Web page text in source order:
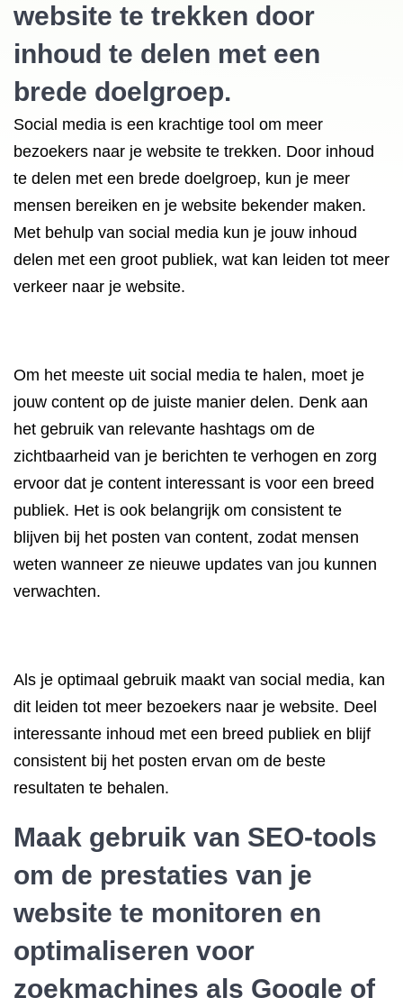
website te trekken door
inhoud te delen met een
brede doelgroep.
Social media is een krachtige tool om meer
bezoekers naar je website te trekken. Door inhoud
te delen met een brede doelgroep, kun je meer
mensen bereiken en je website bekender maken.
Met behulp van social media kun je jouw inhoud
delen met een groot publiek, wat kan leiden tot meer
verkeer naar je website.
Om het meeste uit social media te halen, moet je
jouw content op de juiste manier delen. Denk aan
het gebruik van relevante hashtags om de
zichtbaarheid van je berichten te verhogen en zorg
ervoor dat je content interessant is voor een breed
publiek. Het is ook belangrijk om consistent te
blijven bij het posten van content, zodat mensen
weten wanneer ze nieuwe updates van jou kunnen
verwachten.
Als je optimaal gebruik maakt van social media, kan
dit leiden tot meer bezoekers naar je website. Deel
interessante inhoud met een breed publiek en blijf
consistent bij het posten ervan om de beste
resultaten te behalen.
Maak gebruik van SEO-tools
om de prestaties van je
website te monitoren en
optimaliseren voor
zoekmachines als Google of